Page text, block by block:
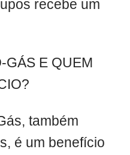
recebe um
GÁS E QUEM
também
é um benefício